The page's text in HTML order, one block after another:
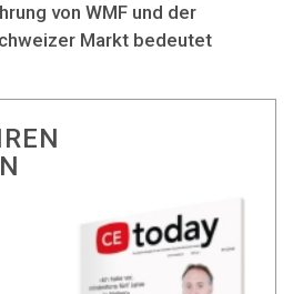
von WMF und der
Markt bedeutet